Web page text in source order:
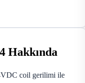
Hakkında
coil gerilimi ile